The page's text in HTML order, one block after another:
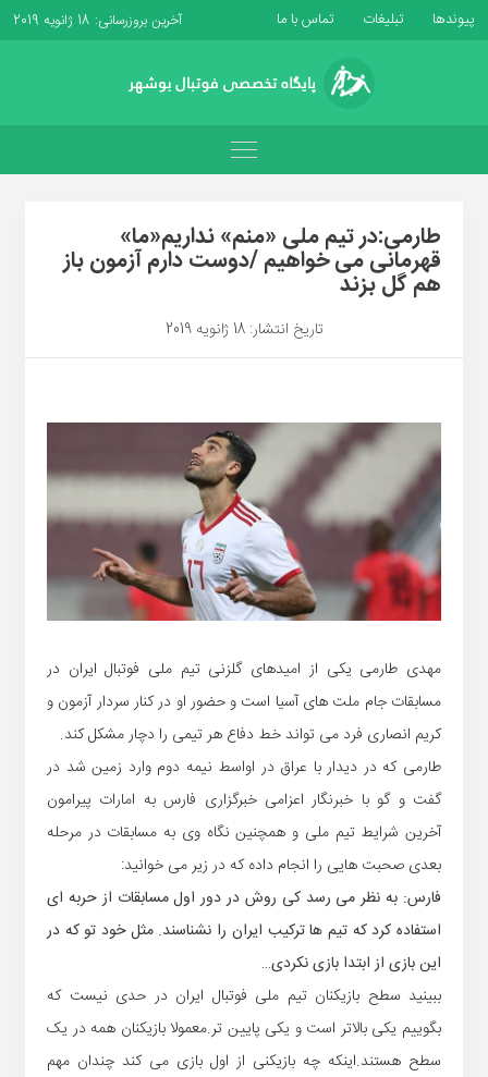
پیوندها تبلیغات تماس با ما آخرین بروزرسانی: 18 ژانویه 2019
طارمی:در تیم ملی «منم» نداریم«ما»
قهرمانی می خواهیم /دوست دارم آزمون باز
هم گل بزند
تاریخ انتشار: 18 ژانویه 2019
مهدی طارمی یکی از امیدهای گلزنی تیم ملی فوتبال ایران در
مسابقات جام ملت های آسیا است و حضور او در کنار سردار آزمون و
کریم انصاری فرد می تواند خط دفاع هر تیمی را دچار مشکل کند.
طارمی که در دیدار با عراق در اواسط نیمه دوم وارد زمین شد در
گفت و گو با خبرنگار اعزامی خبرگزاری فارس به امارات پیرامون
آخرین شرایط تیم ملی و همچنین نگاه وی به مسابقات در مرحله
بعدی صحبت هایی را انجام داده که در زیر می خوانید:
فارس: به نظر می رسد کی روش در دور اول مسابقات از حربه ای
استفاده کرد که تیم ها ترکیب ایران را نشناسند. مثل خود تو که در
این بازی از ابتدا بازی نکردی…
ببینید سطح بازیکنان تیم ملی فوتبال ایران در حدی نیست که
بگوییم یکی بالاتر است و یکی پایین تر.معمولا بازیکنان همه در یک
سطح هستند.اینکه چه بازیکنی از اول بازی می کند چندان مهم